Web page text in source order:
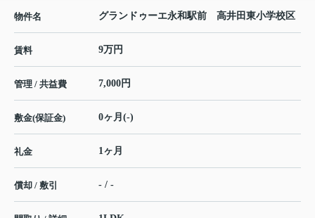
物件名 グランドゥーエ永和駅前 高井田東小学校区
賃料 9万円
管理 / 共益費 7,000円
敷金(保証金) 0ヶ月(-)
礼金 1ヶ月
償却 / 敷引 - / -